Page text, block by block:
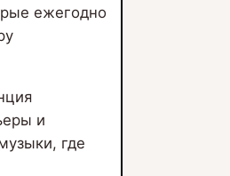
ежегодно
и
где